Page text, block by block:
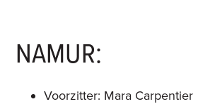
NAMUR:
Voorzitter: Mara Carpentier